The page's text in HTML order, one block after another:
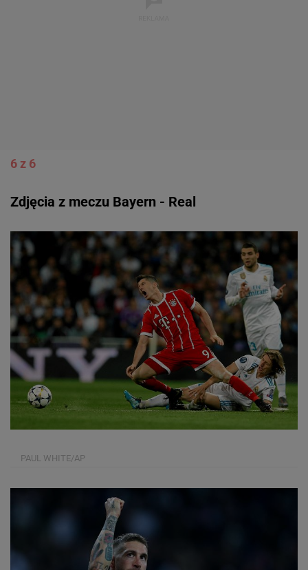
6 z 6
Zdjęcia z meczu Bayern - Real
PAUL WHITE/AP